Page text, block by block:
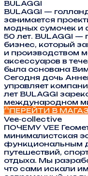
BULAGGI
BULAGGI —
занимается
модных сумочек и
50 лет. BULAGGI
бизнес, который
и производством
аксессуаров в
была основана
Сегодня дочь
управляет
лет BULAGGI
международном
ПЕРЕЙТИ В
Vee-collective
ПОЧЕМУ VEE
минималистская
функциональным
путешествий,
отдыха. Мы
что сами искали